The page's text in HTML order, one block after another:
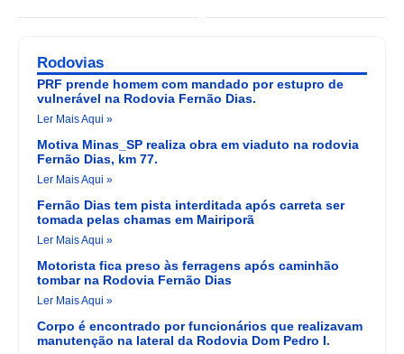
Rodovias
PRF prende homem com mandado por estupro de
vulnerável na Rodovia Fernão Dias.
Ler Mais Aqui »
Motiva Minas_SP realiza obra em viaduto na rodovia
Fernão Dias, km 77.
Ler Mais Aqui »
Fernão Dias tem pista interditada após carreta ser
tomada pelas chamas em Mairiporã
Ler Mais Aqui »
Motorista fica preso às ferragens após caminhão
tombar na Rodovia Fernão Dias
Ler Mais Aqui »
Corpo é encontrado por funcionários que realizavam
manutenção na lateral da Rodovia Dom Pedro I.